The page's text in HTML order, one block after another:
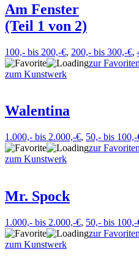
Am Fenster
(Teil 1 von 2)
100,- bis 200,-€, 200,- bis 300,-€,
zur
zum Kunstwerk
Walentina
1.000,- bis 2.000,-€, 50,- bis 100,-
zur
zum Kunstwerk
Mr. Spock
1.000,- bis 2.000,-€, 50,- bis 100,-
zur
zum Kunstwerk